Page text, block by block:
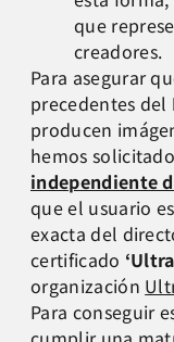
que
creadores.
Para asegurar
precedentes del
producen
hemos
independiente
que el usuario
exacta del
certificado
organización
Para conseguir